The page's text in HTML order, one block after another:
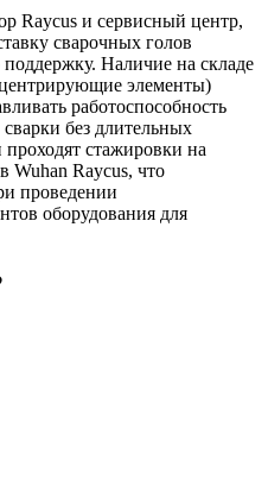
Raycus и сервисный центр,
сварочных голов
Наличие на складе
элементы)
работоспособность
без длительных
стажировки на
Wuhan Raycus, что
проведении
оборудования для